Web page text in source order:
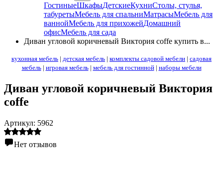
ГостиныеШкафыДетскиеКухниСтолы, стулья,
табуретыМебель для спальниМатрасыМебель для
ваннойМебель для прихожейДомашний
офисМебель для сада
Диван угловой коричневый Виктория coffe купить в...
кухонная мебель | детская мебель | комплекты садовой мебели | садовая
мебель| игровая мебель| мебель для гостинной| наборы мебели
Диван угловой коричневый Виктория
coffe
Артикул: 5962
Нет отзывов